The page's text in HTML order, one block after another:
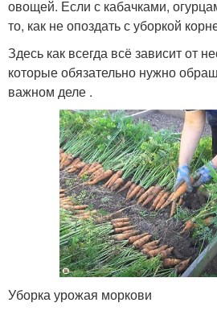
овощей. Если с кабачками,
то, как не опоздать с уборкой
Здесь как всегда всё зависит от
которые обязательно нужно
важном деле .
Уборка урожая моркови